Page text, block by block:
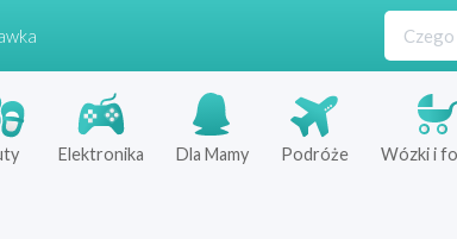
Elektronika Dla Mamy Podróże Wózki i